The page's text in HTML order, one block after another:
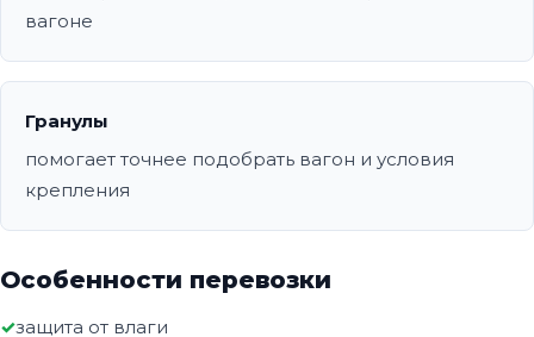
вагоне
Гранулы
помогает точнее подобрать вагон и условия
крепления
Особенности перевозки
защита от влаги